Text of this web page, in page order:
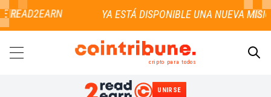
READ2EARN
cripto para todos
UNIRSE